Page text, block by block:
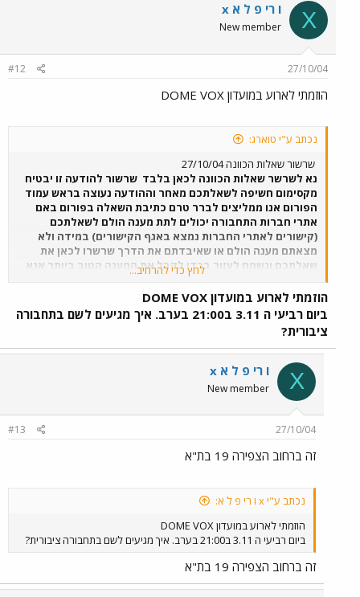
X x ו רי פ ל א
New member
27/10/04
#12
הוזמתי לארוע במועדון DOME VOX
נכתב ע"י טוארג:
שרשור שאלות הכוונה 27/10/04
נא לשרשר שאלות הכוונה לכאן בלבד שרשור להודעה זו יבטיח
מקסימום חשיפה לשאלתכם מאחר וההודעה נעוצה בראש עמוד
הפורום אנו ממליצים לברר טרם כתיבת השאלה בפורום באם
אתרי חברות התחבורה יכולים לתת מענה הולם לשאלתכם
(קישורים לאתרי החברות נמצא באגף הקישורים) במידה ולא
מצאתם מענה הולם או שאיבדתם את הדרך שרשרו לכאן את
שאלתכם ונשמח לעזור בכדי לקבל את המענה הטוב ביותר אנא
ציינו את נקודת המוצא ונקודת היעד ואת שעת הנסיעה המשוערת
בכדי שנוכל לתת לכם את התשובה הטובה ביותר*
מתבססת על ידע אישי ומידע הנשלף מאתרי חברות התחבורה, הנהלת
הפורום וחבריו מסירים מעצמם את האחריות על כל נזק שעלול להגרם
במישירן או בעקיפין כתוצאה מההכוונה. נסיעה טובה
של אתמול...
לחץ כדי להרחיב...
הוזמתי לארוע במועדון DOME VOX
ביום רביעי ה 3.11 ב21:00 בערב. איך מגיעים לשם בתחבורה
ציבורית?
X x ו רי פ ל א
New member
27/10/04
#13
זה ברחוב הצפירה 19 בת"א
נכתב ע"י x ו רי פ ל א:
הוזמתי לארוע במועדון DOME VOX
ביום רביעי ה 3.11 ב21:00 בערב. איך מגיעים לשם בתחבורה ציבורית?
זה ברחוב הצפירה 19 בת"א